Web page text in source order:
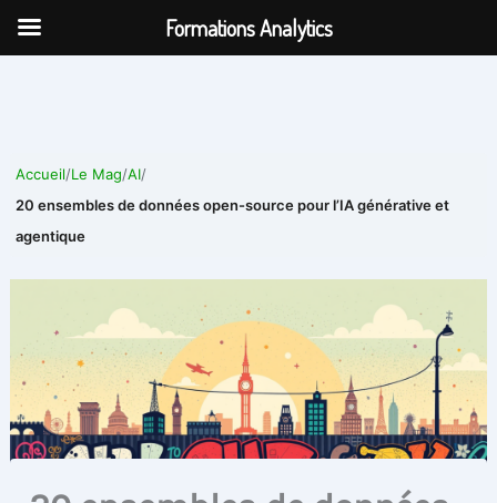
Aller
Accueil/Le Mag/AI/
20 ensembles de données open-source pour l’IA générative et
agentique
Formations Analytics